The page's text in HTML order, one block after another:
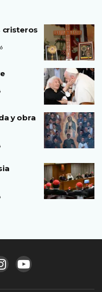
cristeros
y obra